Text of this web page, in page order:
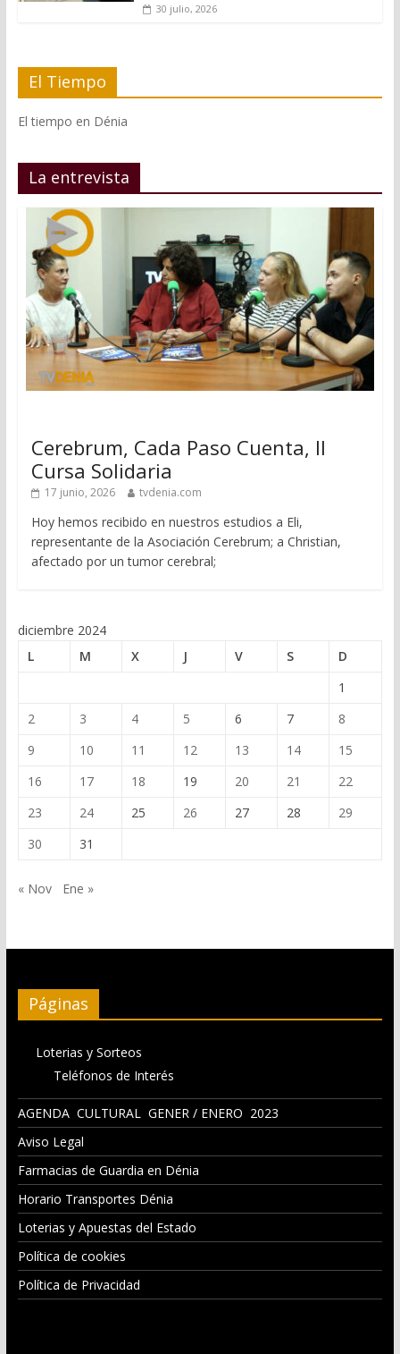
30 julio, 2026
El Tiempo
El tiempo en Dénia
La entrevista
Cerebrum, Cada Paso Cuenta, II
Cursa Solidaria
17 junio, 2026 tvdenia.com
Hoy hemos recibido en nuestros estudios a Eli,
representante de la Asociación Cerebrum; a Christian,
afectado por un tumor cerebral;
diciembre 2024
L
M X J V S
D
1
2
3 4 5 6 7
8
9
10 11 12 13 14
15
16
17 18 19 20 21
22
23
24 25 26 27 28
29
30
31
« Nov Ene »
Páginas
Loterias y Sorteos
Teléfonos de Interés
AGENDA CULTURAL GENER / ENERO 2023
Aviso Legal
Farmacias de Guardia en Dénia
Horario Transportes Dénia
Loterias y Apuestas del Estado
Política de cookies
Política de Privacidad